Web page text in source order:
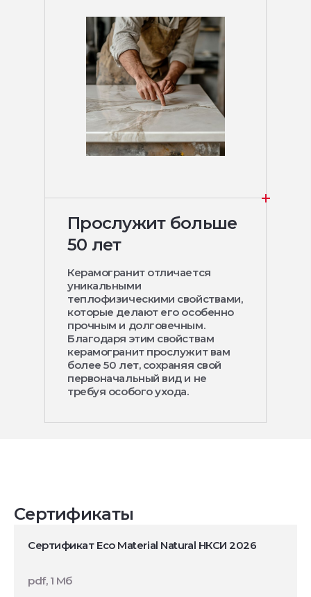
Прослужит больше
50 лет
Керамогранит отличается
уникальными
теплофизическими свойствами,
которые делают его особенно
прочным и долговечным.
Благодаря этим свойствам
керамогранит прослужит вам
более 50 лет, сохраняя свой
первоначальный вид и не
требуя особого ухода.
Сертификаты
Сертификат Eco Material Natural НКСИ 2026
pdf, 1 Мб